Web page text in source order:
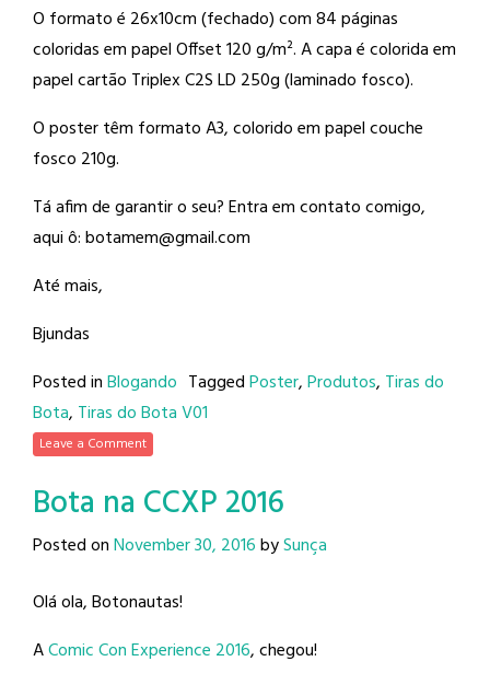
O formato é 26x10cm (fechado) com 84 páginas
coloridas em papel Offset 120 g/m². A capa é colorida em
papel cartão Triplex C2S LD 250g (laminado fosco).
O poster têm formato A3, colorido em papel couche
fosco 210g.
Tá afim de garantir o seu? Entra em contato comigo,
aqui ô: botamem@gmail.com
Até mais,
Bjundas
Posted inBlogando TaggedPoster,Produtos, Tiras do
Bota, Tiras do Bota V01
Leave a Comment
Bota na CCXP 2016
Posted onNovember 30, 2016bySunça
Olá ola, Botonautas!
AComic Con Experience 2016, chegou!